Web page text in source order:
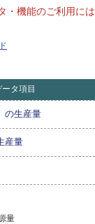
・機能のご利用には
ータ項目
の生産量
産量
量